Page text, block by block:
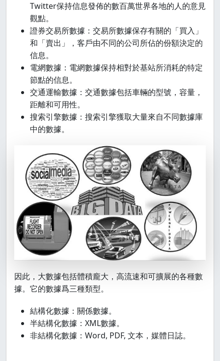
Twitter保持信息發佈的數百萬世界各地的人的意見
觀點。
證券交易所數據：交易所數據保存有關的「買入」
和「賣出」，客戶由不同的公司所佔的份額決定的
信息。
電網數據：電網數據保持相對於基站所消耗的特定
節點的信息。
交通運輸數據：交通數據包括車輛的型號，容量，
距離和可用性。
搜索引擎數據：搜索引擎獲取大量來自不同數據庫
中的數據。
因此，大數據包括體積龐大，高流速和可擴展的各種數
據。它的數據爲三種類型。
結構化數據：關係數據。
半結構化數據：XML數據。
非結構化數據：Word, PDF, 文本，媒體日誌。